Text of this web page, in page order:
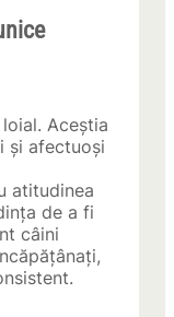
Aceștia
și afectuoși
atitudinea
de a fi
câini